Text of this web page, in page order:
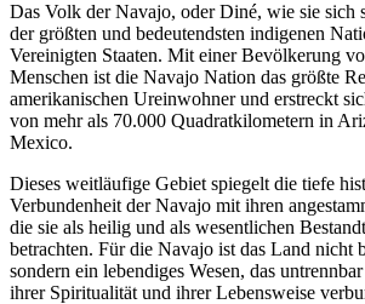
Das Volk der Navajo, oder Diné, wie sie sich
der größten und bedeutendsten indigenen
Vereinigten Staaten. Mit einer Bevölkerung
Menschen ist die Navajo Nation das größte
amerikanischen Ureinwohner und erstreckt
von mehr als 70.000 Quadratkilometern in
Mexico.
Dieses weitläufige Gebiet spiegelt die tiefe
Verbundenheit der Navajo mit ihren
die sie als heilig und als wesentlichen
betrachten. Für die Navajo ist das Land nicht
sondern ein lebendiges Wesen, das
ihrer Spiritualität und ihrer Lebensweise